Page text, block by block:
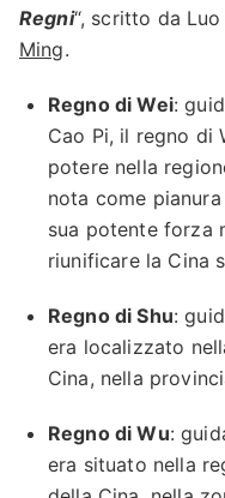
Regni“, scritto da
Ming.
Regno di Wei:
Cao Pi, il regno di
potere nella
nota come
sua potente forza
riunificare la Cina
Regno di Shu:
era localizzato
Cina, nella
Regno di Wu:
era situato nella